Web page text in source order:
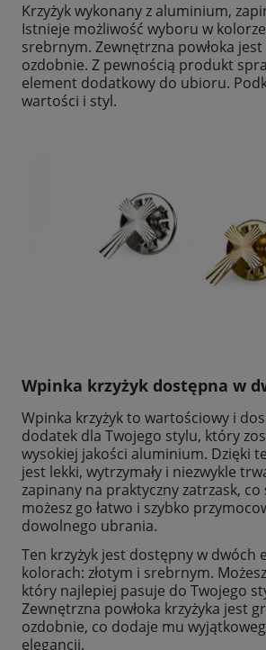
Krzyżyk wykonany z aluminium,
Istnieje możliwość wyboru w
srebrnym. Zewnętrzna powłoka
ozdobnie. Z pewnością produkt
element dodatkowy do ubioru.
wartości i styl.
Wpinka krzyżyk dostępna w
Wpinka krzyżyk to wartościowy i
dodatek dla Twojego stylu, który
wysokiej jakości aluminium. Dzięki
jest lekki, wytrzymały i niezwykle
zapinany na praktyczny zatrzask, co
możesz go łatwo i szybko
dowolnego ubrania.
Ten krzyżyk jest dostępny w dwóch
kolorach: złotym i srebrnym.
który najlepiej pasuje do Twojego
Zewnętrzna powłoka krzyżyka jest
ozdobnie, co dodaje mu
elegancji.